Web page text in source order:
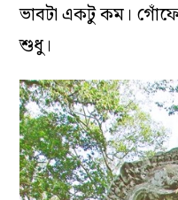
ভাবটা একটু কম।
শুধু।